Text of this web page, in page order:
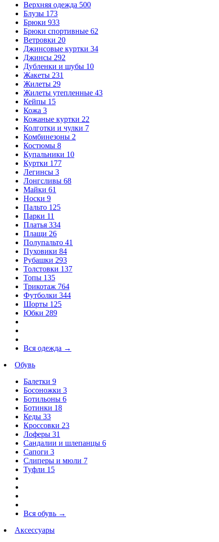
Верхняя одежда 500
Блузы 173
Брюки 933
Брюки спортивные 62
Ветровки 20
Джинсовые куртки 34
Джинсы 292
Дубленки и шубы 10
Жакеты 231
Жилеты 29
Жилеты утепленные 43
Кейпы 15
Кожа 3
Кожаные куртки 22
Колготки и чулки 7
Комбинезоны 2
Костюмы 8
Купальники 10
Куртки 177
Легинсы 3
Лонгсливы 68
Майки 61
Носки 9
Пальто 125
Парки 11
Платья 334
Плащи 26
Полупальто 41
Пуховики 84
Рубашки 293
Толстовки 137
Топы 135
Трикотаж 764
Футболки 344
Шорты 125
Юбки 289
Вся одежда →
Обувь
Балетки 9
Босоножки 3
Ботильоны 6
Ботинки 18
Кеды 33
Кроссовки 23
Лоферы 31
Сандалии и шлепанцы 6
Сапоги 3
Слиперы и мюли 7
Туфли 15
Вся обувь →
Аксессуары